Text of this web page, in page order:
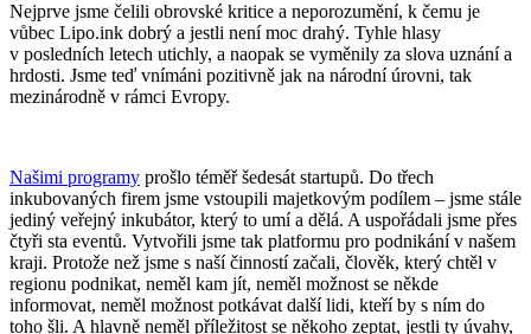
Nejprve jsme čelili obrovské kritice a neporozumění, k čemu je
vůbec Lipo.ink dobrý a jestli není moc drahý. Tyhle hlasy
v posledních letech utichly, a naopak se vyměnily za slova uznání a
hrdosti. Jsme teď vnímáni pozitivně jak na národní úrovni, tak
mezinárodně v rámci Evropy.
Našimi programy prošlo téměř šedesát startupů. Do třech
inkubovaných firem jsme vstoupili majetkovým podílem – jsme stále
jediný veřejný inkubátor, který to umí a dělá. A uspořádali jsme přes
čtyři sta eventů. Vytvořili jsme tak platformu pro podnikání v našem
kraji. Protože než jsme s naší činností začali, člověk, který chtěl v
regionu podnikat, neměl kam jít, neměl možnost se někde
informovat, neměl možnost potkávat další lidi, kteří by s ním do
toho šli. A hlavně neměl příležitost se někoho zeptat, jestli ty úvahy,